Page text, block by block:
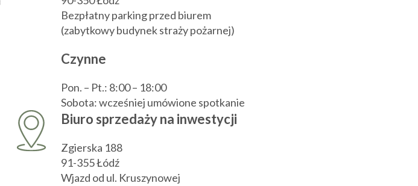
Bezpłatny parking przed biurem
(zabytkowy budynek straży pożarnej)
Czynne
Pon. – Pt.: 8:00 – 18:00
Sobota: wcześniej umówione spotkanie
Biuro sprzedaży na inwestycji
Zgierska 188
91-355 Łódź
Wjazd od ul. Kruszynowej